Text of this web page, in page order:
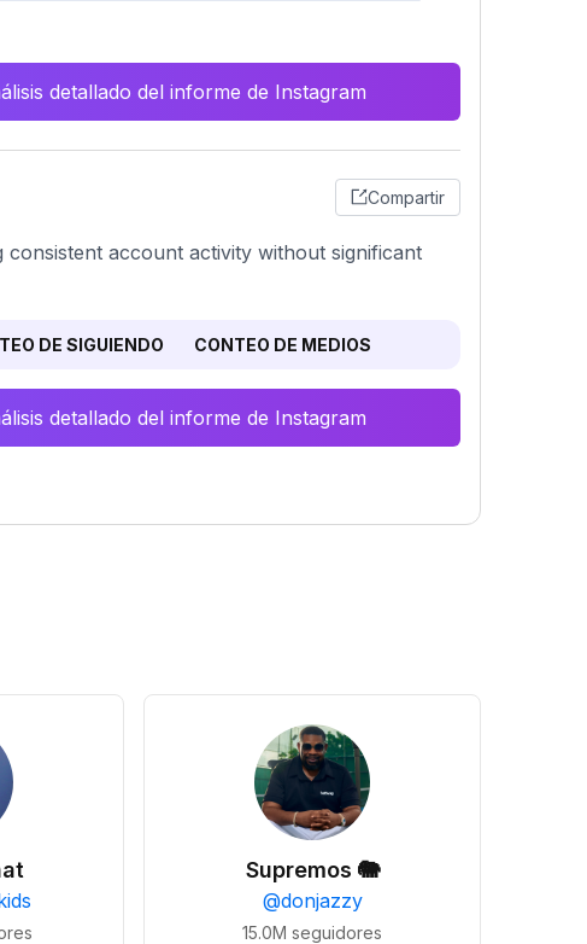
detallado del informe de Instagram
Compartir
account activity without significant
DE SIGUIENDO CONTEO DE MEDIOS
detallado del informe de Instagram
Supremos 🐘
@donjazzy
15.0M seguidores